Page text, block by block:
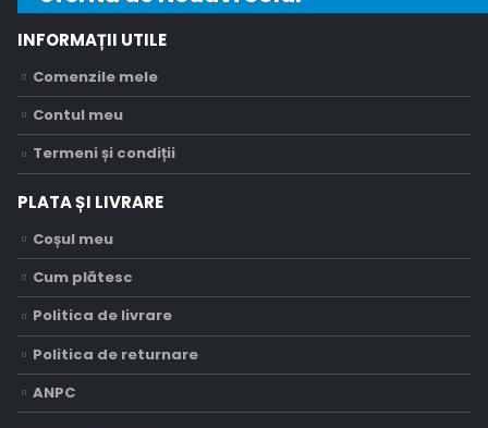
INFORMAȚII UTILE
Comenzile mele
Contul meu
Termeni și condiții
PLATA ȘI LIVRARE
Coșul meu
Cum plătesc
Politica de livrare
Politica de returnare
ANPC